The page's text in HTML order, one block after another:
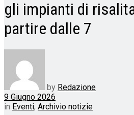
gli impianti di
partire dalle 7
by Redazione
9 Giugno 2026
in Eventi, Archivio notizie